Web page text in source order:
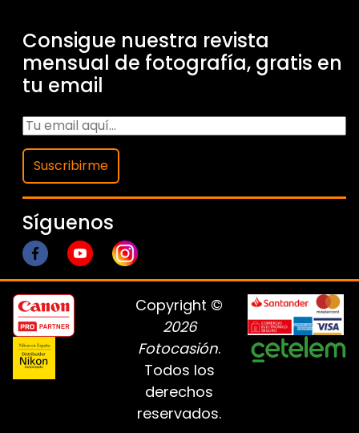
Consigue nuestra revista
mensual de fotografía, gratis en
tu email
Suscribirme
Síguenos
Copyright ©
2026
Fotocasión.
Todos los
derechos
reservados.